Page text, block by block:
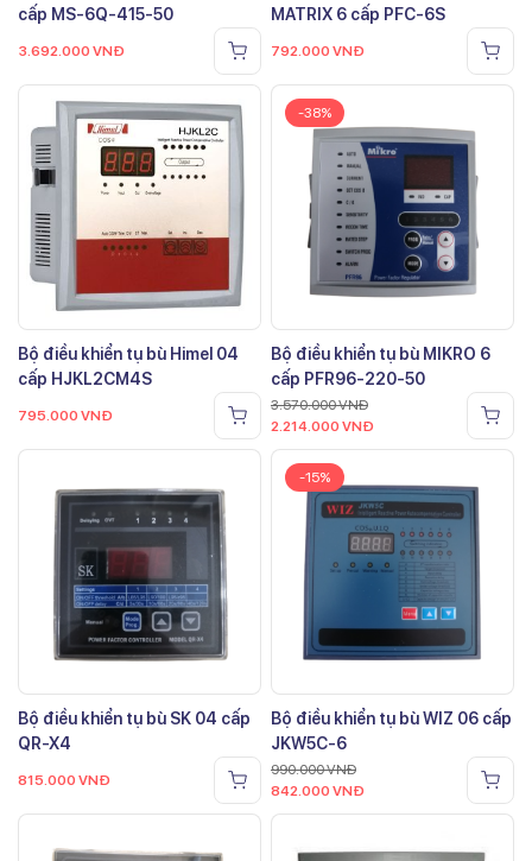
cấp MS-6Q-415-50
3.692.000 VNĐ
MATRIX 6 cấp PFC-6S
792.000 VNĐ
Bộ điều khiển tụ bù Himel 04
cấp HJKL2CM4S
795.000 VNĐ
-38%
Bộ điều khiển tụ bù MIKRO 6
cấp PFR96-220-50
3.570.000VNĐ
2.214.000 VNĐ
Bộ điều khiển tụ bù SK 04 cấp
QR-X4
815.000 VNĐ
-15%
Bộ điều khiển tụ bù WIZ 06 cấp
JKW5C-6
990.000VNĐ
842.000 VNĐ